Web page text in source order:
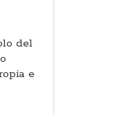
del
e